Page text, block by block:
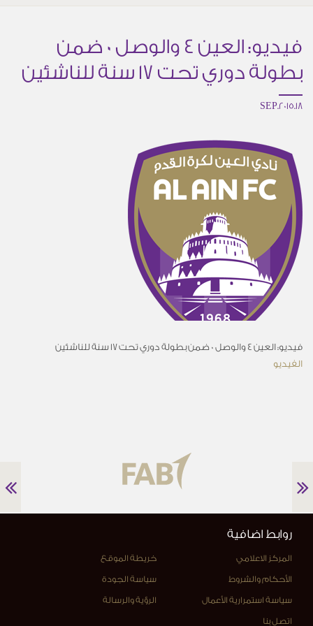
فيديو: العين 4 والوصل 0 ضمن
بطولة دوري تحت 17 سنة للناشئين
18.SEP.2015
فيديو: العين 4 والوصل 0 ضمن بطولة دوري تحت 17 سنة للناشئين
الفيديو
روابط اضافية
المركز الاعلامي خريطة الموقع
الأحكام والشروط سياسة الجودة
سياسة استمرارية الأعمال الرؤية والرسالة
اتصل بنا